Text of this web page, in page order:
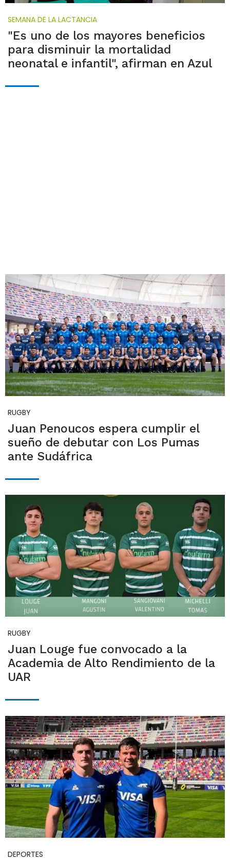
SEMANA DE LA LACTANCIA
"Es uno de los mayores beneficios
para disminuir la mortalidad
neonatal e infantil", afirman en Azul
RUGBY
Juan Penoucos espera cumplir el
sueño de debutar con Los Pumas
ante Sudáfrica
RUGBY
Juan Louge fue convocado a la
Academia de Alto Rendimiento de la
UAR
DEPORTES